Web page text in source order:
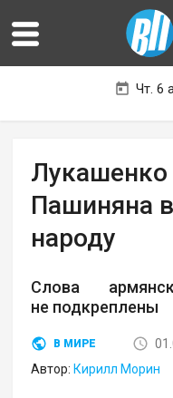
Чт. 6
Лукашенко
Пашиняна
народу
Слова
не подкреплены
В МИРЕ
Автор: Кирилл Морин